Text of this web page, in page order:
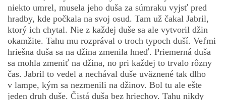
niekto umrel, musela jeho duša za súmraku vyjsť pred
hradby, kde počkala na svoj osud. Tam už čakal Jabril,
ktorý ich chytal. Nie z každej duše sa ale vytvoril džin
okamžite. Tahu mu rozprával o troch typoch duší. Veľmi
hriešna duša sa na džina zmenila hneď. Priemerná duša
sa mohla zmeniť na džina, no pri každej to trvalo rôzny
čas. Jabril to vedel a nechával duše uväznené tak dlho
v lampe, kým sa nezmenili na džinov. Bol tu ale ešte
jeden druh duše. Čistá duša bez hriechov. Tahu nikdy